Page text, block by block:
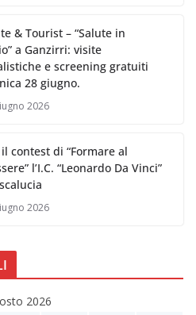
& Tourist – “Salute in
a Ganzirri: visite
e screening gratuiti
28 giugno.
2026
contest di “Formare al
l’I.C. “Leonardo Da Vinci”
2026
2026